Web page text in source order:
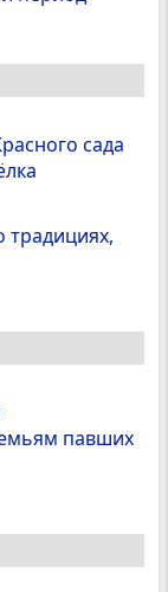
сада
павших